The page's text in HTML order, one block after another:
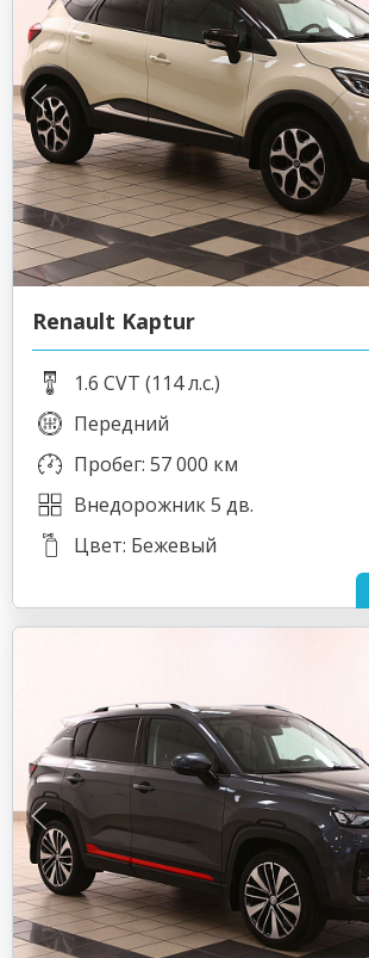
Renault Kaptur
1.6 CVT (114 л.с.)
Передний
Пробег: 57 000 км
Внедорожник 5 дв.
Цвет: Бежевый